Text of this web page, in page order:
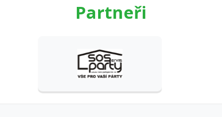
době) nebo přes FB.
Těšíme se na všechnyPartneři